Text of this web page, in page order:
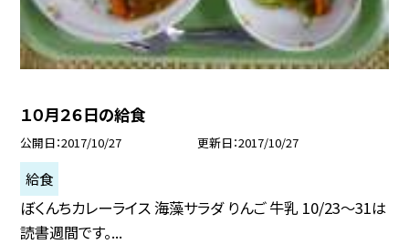
１０月２６日の給食
公開日 2017/10/27 更新日 2017/10/27
給食
ぼくんちカレーライス 海藻サラダ りんご 牛乳 10/23〜31は
読書週間です。...